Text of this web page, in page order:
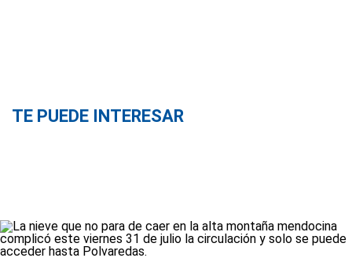
TE PUEDE INTERESAR